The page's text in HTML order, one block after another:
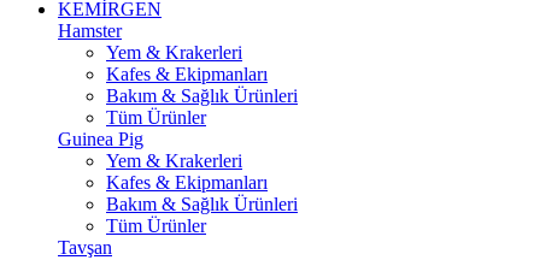
KEMİRGEN
Hamster
Yem & Krakerleri
Kafes & Ekipmanları
Bakım & Sağlık Ürünleri
Tüm Ürünler
Guinea Pig
Yem & Krakerleri
Kafes & Ekipmanları
Bakım & Sağlık Ürünleri
Tüm Ürünler
Tavşan